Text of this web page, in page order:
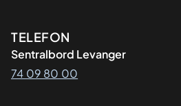
Kontaktinformasjon
TELEFON
Sentralbord Levanger
74 09 80 00